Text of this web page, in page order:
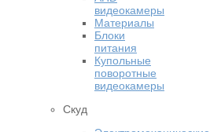
видеокамеры
Материалы
Блоки
питания
Купольные
поворотные
видеокамеры
Скуд